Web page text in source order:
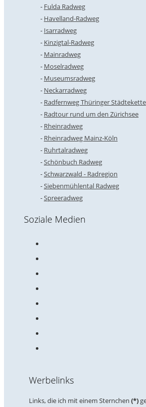
Fulda Radweg
Havelland-Radweg
Isarradweg
Kinzigtal-Radweg
Mainradweg
Moselradweg
Museumsradweg
Neckarradweg
Radfernweg Thüringer Städtekette
Radtour rund um den Zürichsee
Rheinradweg
Rheinradweg Mainz-Köln
Ruhrtalradweg
Schönbuch Radweg
Schwarzwald - Radregion
Siebenmühlental Radweg
Spreeradweg
Soziale Medien
Werbelinks
Links, die ich mit einem Sternchen (*)